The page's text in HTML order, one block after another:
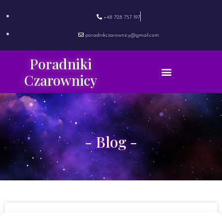
+48 728 757 197
poradnikczarownicy@gmail.com
Poradniki
Czarownicy
- Blog -